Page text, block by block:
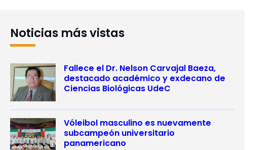
Noticias más vistas
Fallece el Dr. Nelson Carvajal Baeza,
destacado académico y exdecano de
Ciencias Biológicas UdeC
Vóleibol masculino es nuevamente
subcampeón universitario
panamericano